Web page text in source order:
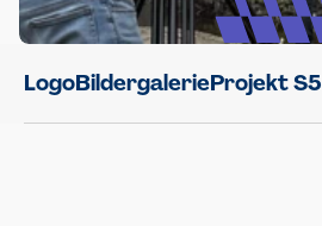
LogoBildergalerieProjekt S5